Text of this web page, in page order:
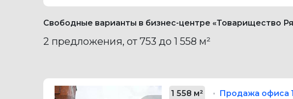
Свободные варианты в бизнес-центре «Товарищество
2 предложения, от 753 до 1 558 м²
1 558 м² Продажа офиса